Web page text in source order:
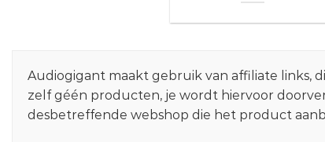
Audiogigant maakt gebruik van affiliate links,
zelf géén producten, je wordt hiervoor
desbetreffende webshop die het product